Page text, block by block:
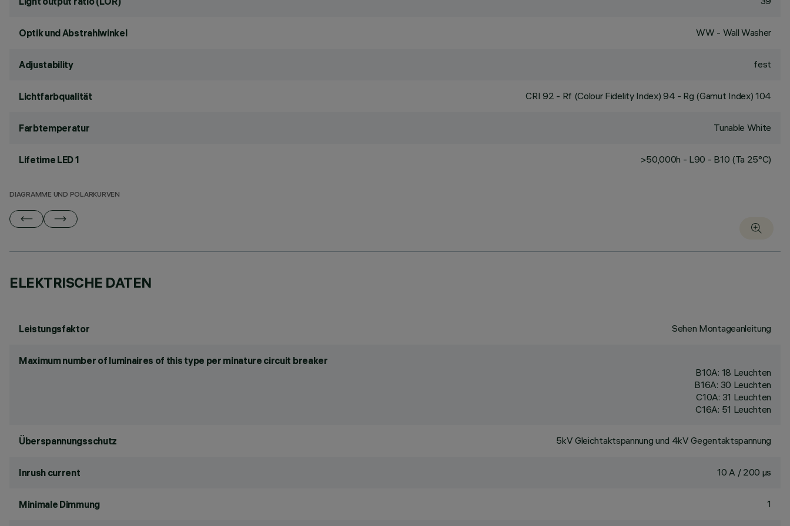
Optik und Abstrahlwinkel WW - Wall Washer
Adjustability fest
Lichtfarbqualität CRI92 - Rf (Colour Fidelity Index) 94 - Rg (Gamut Index) 104
Farbtemperatur Tunable White
Lifetime LED 1 >50,000h - L90 - B10 (Ta 25°C)
DIAGRAMME UND POLARKURVEN
ELEKTRISCHE DATEN
Leistungsfaktor Sehen Montageanleitung
Maximum number of luminaires of this type per minature circuit breaker
B10A: 18 Leuchten
B16A: 30 Leuchten
C10A: 31 Leuchten
C16A: 51 Leuchten
Überspannungsschutz 5kV Gleichtaktspannung und 4kV Gegentaktspannung
Inrush current 10 A / 200 µs
Minimale Dimmung 1